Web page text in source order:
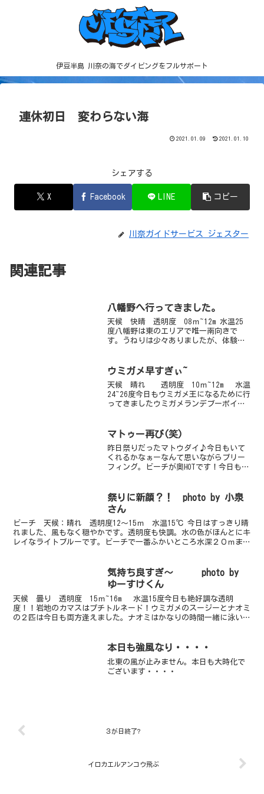
伊豆半島 川奈の海でダイビングをフルサポート
連休初日 変わらない海
2021.01.09 2021.01.10
シェアする
X Facebook LINE コピー
川奈ガイドサービス ジェスター
関連記事
八幡野へ行ってきました。
天候 快晴 透明度 08ｍ~12m 水温25
度八幡野は東のエリアで唯一南向きで
す。うねりは少々ありましたが、体験ダ
ンといい透明度です！！気持ちよかった
ウミガメ早すぎぃ~
天候 晴れ 透明度 10ｍ~12m 水温
24~26度今日もウミガメ王になるために行
ってきましたウミガメランデブーポイン
物の多いエリアなのでうーっすら姿を確
マトゥー再び(笑)
昨日祭りだったマトウダイ♪今日もいて
くれるかなぁーなんて思いながらブリー
フィング。ビーチが奥HOTです！今日も３
構猛ダッシュ！久しぶりでヒーハーもと
い、はぁーはぁーしち...
祭りに新顔？！ photo by 小泉
さん
ビーチ 天候：晴れ 透明度12～15ｍ 水温15℃ 今日はすっきり晴
れました、風もなく穏やかです。透明度も快調。水の色がほんとにキ
レイなライトブルーです。ビーチで一番ふかいところ水深２０ｍまで
気持ち良すぎ～ photo by
ゆーすけくん
天候 曇り 透明度 15ｍ~16m 水温15度今日も絶好調な透明
度！！岩地のカマスはプチトルネード！ウミガメのスージーとナオミ
の２匹は今日も両方逢えました。ナオミはかなりの時間一緒に泳いで
本日も強風なり・・・・
北東の風が止みません。本日も大時化で
ございます・・・・
３が日終了?
イロカエルアンコウ飛ぶ